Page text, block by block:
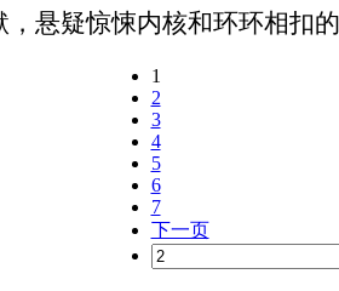
，悬疑惊悚内核和环环相扣
1
2
3
4
5
6
7
下一页